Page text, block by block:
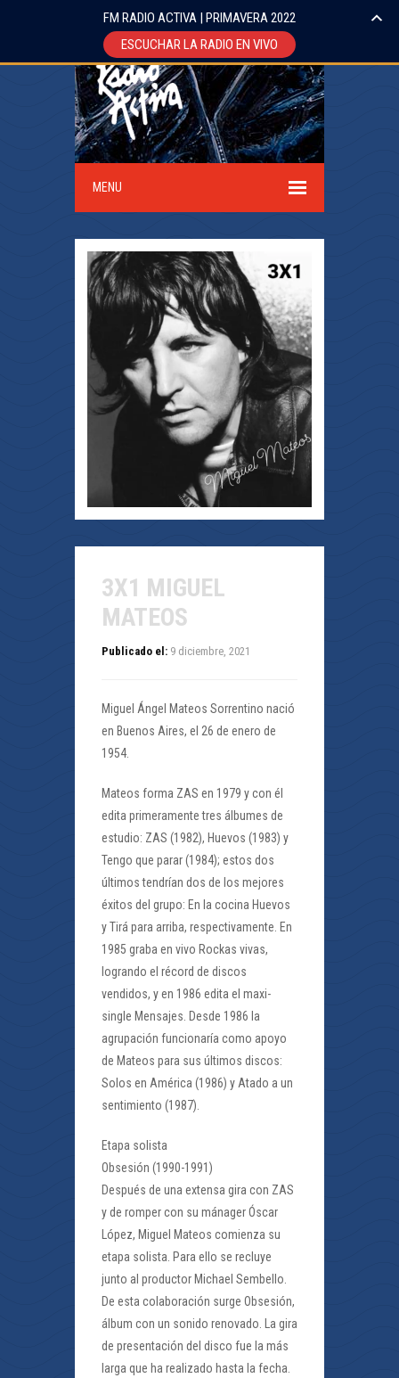
MENU
3X1 MIGUEL
MATEOS
Publicado el: 9 diciembre, 2021
Miguel Ángel Mateos Sorrentino nació
en Buenos Aires, el 26 de enero de
1954.
Mateos forma ZAS en 1979 y con él
edita primeramente tres álbumes de
estudio: ZAS (1982), Huevos (1983) y
Tengo que parar (1984); estos dos
últimos tendrían dos de los mejores
éxitos del grupo: En la cocina Huevos
y Tirá para arriba, respectivamente. En
1985 graba en vivo Rockas vivas,
logrando el récord de discos
vendidos, y en 1986 edita el maxi-
single Mensajes. Desde 1986 la
agrupación funcionaría como apoyo
de Mateos para sus últimos discos:
Solos en América (1986) y Atado a un
sentimiento (1987).
Etapa solista
Obsesión (1990-1991)
Después de una extensa gira con ZAS
y de romper con su mánager Óscar
López, Miguel Mateos comienza su
etapa solista. Para ello se recluye
junto al productor Michael Sembello.
De esta colaboración surge Obsesión,
álbum con un sonido renovado. La gira
de presentación del disco fue la más
larga que ha realizado hasta la fecha.
FM RADIO ACTIVA | PRIMAVERA 2022
ESCUCHAR LA RADIO EN VIVO